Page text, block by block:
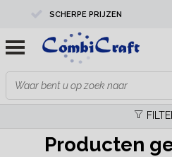
SCHERPE PRIJZEN
PROFESSIONELE KWALITEIT
EXPERTS IN MAATWERK
Producten